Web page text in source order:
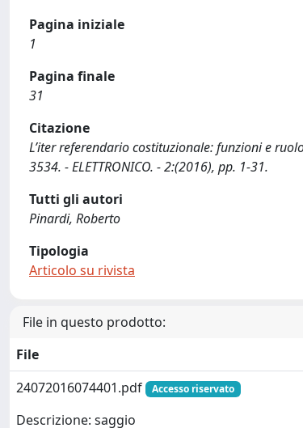
Pagina iniziale
1
Pagina finale
31
Citazione
L’iter referendario costituzionale: funzioni e
3534. - ELETTRONICO. - 2:(2016), pp. 1-31.
Tutti gli autori
Pinardi, Roberto
Tipologia
Articolo su rivista
File in questo prodotto:
File
24072016074401.pdf
Accesso riservato
Descrizione: saggio